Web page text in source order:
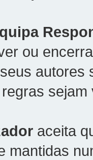
ou
sejam
aceita
mantidas